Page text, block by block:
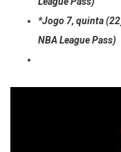
League Pass)
*Jogo 7, quinta
NBA League Pass)